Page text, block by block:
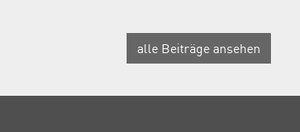
alle Beiträge ansehen